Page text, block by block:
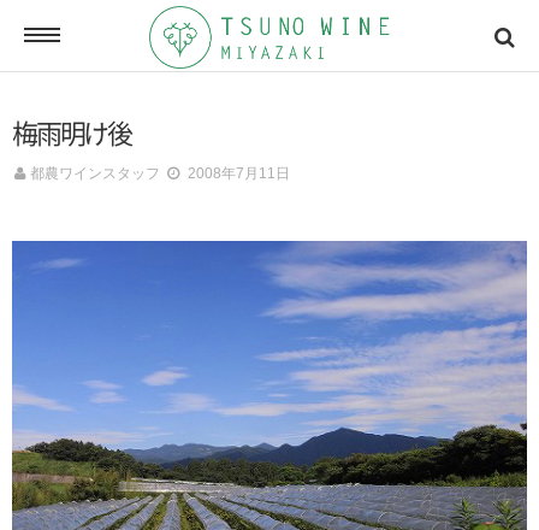
ONLINE SHOP
NEWSLETTERS
メールマガジン
アクセスマップ
CONTACT
お問い合わせ
梅雨明け後
都農ワインスタッフ 2008年7月11日